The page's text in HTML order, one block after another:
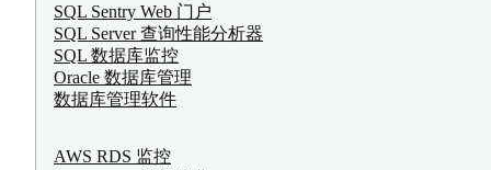
SQL Sentry Web 门户
SQL Server 查询性能分析器
SQL 数据库监控
Oracle 数据库管理
数据库管理软件
AWS RDS 监控